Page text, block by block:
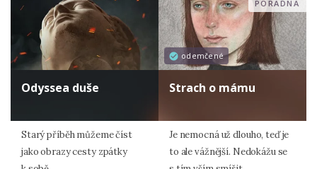
Odyssea duše
Starý příběh můžeme číst
jako obrazy cesty zpátky
odemčené
PORADNA
Strach o mámu
Je nemocná už dlouho, teď je
to ale vážnější. Nedokážu se